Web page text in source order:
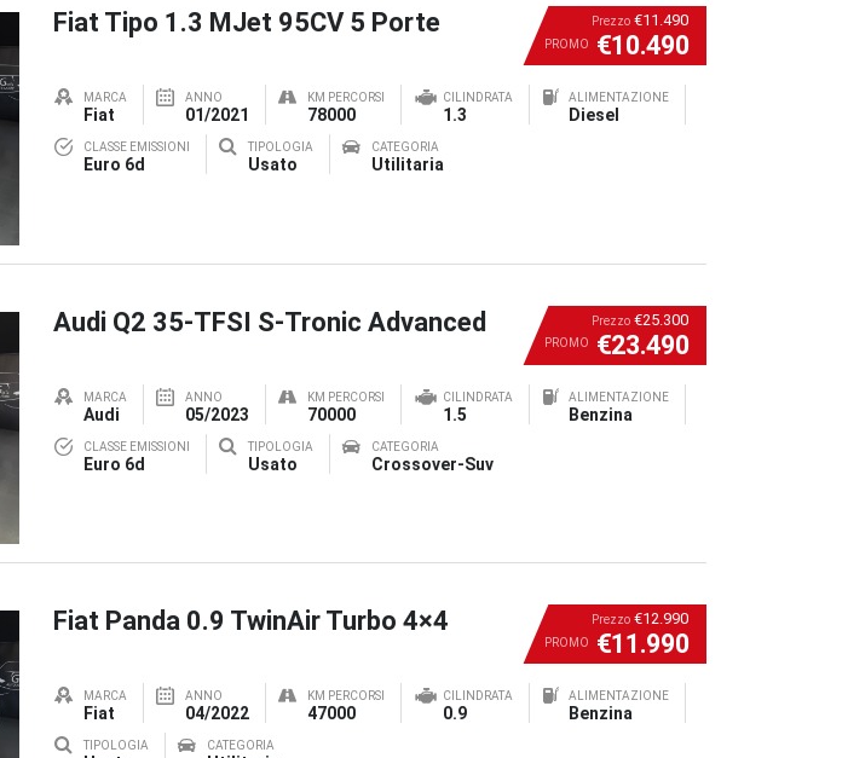
Prezzo €11.490
PROMO €10.490
Fiat Tipo 1.3 MJet 95CV 5 Porte
MARCA
Fiat
ANNO
01/2021
KM PERCORSI
78000
CILINDRATA
1.3
ALIMENTAZIONE
Diesel
CLASSE EMISSIONI
Euro 6d
TIPOLOGIA
Usato
CATEGORIA
Utilitaria
Prezzo €25.300
PROMO €23.490
Audi Q2 35-TFSI S-Tronic Advanced
MARCA
Audi
ANNO
05/2023
KM PERCORSI
70000
CILINDRATA
1.5
ALIMENTAZIONE
Benzina
CLASSE EMISSIONI
Euro 6d
TIPOLOGIA
Usato
CATEGORIA
Crossover-Suv
Prezzo €12.990
PROMO €11.990
Fiat Panda 0.9 TwinAir Turbo 4×4
MARCA
Fiat
ANNO
04/2022
KM PERCORSI
47000
CILINDRATA
0.9
ALIMENTAZIONE
Benzina
TIPOLOGIA CATEGORIA